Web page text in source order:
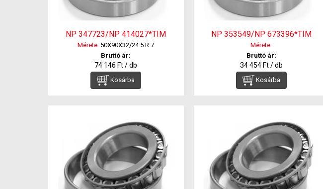
NP 347723/NP 414027*TIM
Mérete: 50X90X32/24.5 R:7
Bruttó ár:
74 146 Ft / db
Kosárba
NP 353549/NP 673396*TIM
Mérete:
Bruttó ár:
34 454 Ft / db
Kosárba